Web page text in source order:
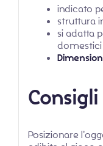
indicato
struttura
si adatta
domestici
Consigli
Posizionare